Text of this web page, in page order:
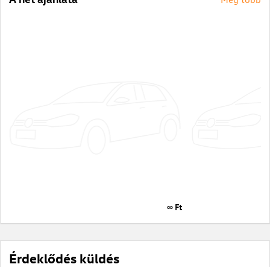
∞ Ft
Érdeklődés küldés